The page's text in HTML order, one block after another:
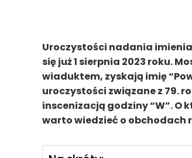
Uroczystości nadania
się już 1 sierpnia 2023 roku.
wiaduktem, zyskają imię
uroczystości związane z 79.
inscenizacją godziny “W”. O
warto wiedzieć o obchodach